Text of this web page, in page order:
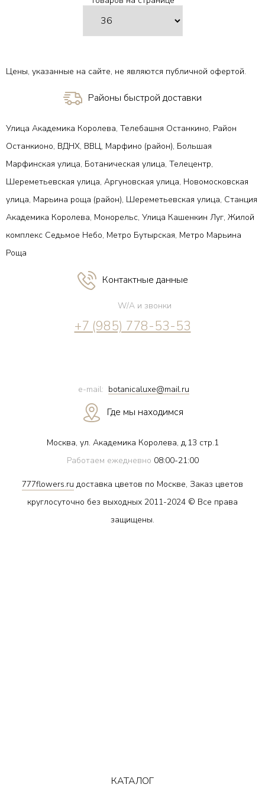
Цены, указанные на сайте, не являются публичной офертой.
Районы быстрой доставки
Улица Академика Королева, Телебашня Останкино, Район
Останкионо, ВДНХ, ВВЦ, Марфино (район), Большая
Марфинская улица, Ботаническая улица, Телецентр,
Шереметьевская улица, Аргуновская улица, Новомосковская
улица, Марьина роща (район), Шереметьевская улица, Станция
Академика Королева, Монорельс, Улица Кашенкин Луг, Жилой
комплекс Седьмое Небо, Метро Бутырская, Метро Марьина
Роща
Контактные данные
W/A и звонки
+7 (985) 778-53-53
e-mail: botanicaluxe@mail.ru
Где мы находимся
Москва, ул. Академика Королева, д.13 стр.1
Работаем ежедневно 08:00-21:00
777flowers.ru доставка цветов по Москве, Заказ цветов
круглосуточно без выходных 2011-2024 © Все права
защищены.
КАТАЛОГ